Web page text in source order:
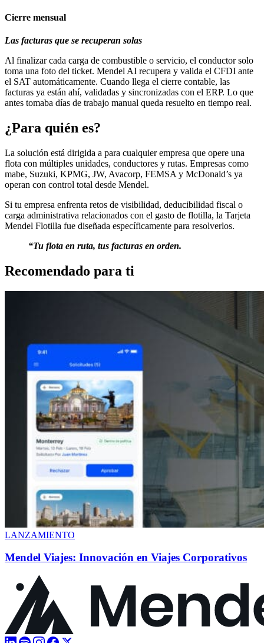
Cierre mensual
Las facturas que se recuperan solas
Al finalizar cada carga de combustible o servicio, el conductor solo
toma una foto del ticket. Mendel AI recupera y valida el CFDI ante
el SAT automáticamente. Cuando llega el cierre contable, las
facturas ya están ahí, validadas y sincronizadas con el ERP. Lo que
antes tomaba días de trabajo manual queda resuelto en tiempo real.
¿Para quién es?
La solución está dirigida a para cualquier empresa que opere una
flota con múltiples unidades, conductores y rutas. Empresas como
mabe, Suzuki, KPMG, JW, Avacorp, FEMSA y McDonald’s ya
operan con control total desde Mendel.
Si tu empresa enfrenta retos de visibilidad, deducibilidad fiscal o
carga administrativa relacionados con el gasto de flotilla, la Tarjeta
Mendel Flotilla fue diseñada específicamente para resolverlos.
“Tu flota en ruta, tus facturas en orden.
Recomendado para ti
LANZAMIENTO
Mendel Viajes: Innovación en Viajes Corporativos